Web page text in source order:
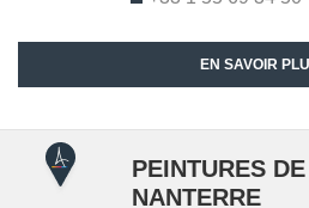
EN SAVOIR
PEINTURES
NANTERRE